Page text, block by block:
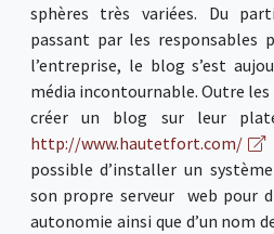
sphères très variées. Du
passant par les responsables
l’entreprise, le blog s’est
média incontournable. Outre
créer un blog sur leur
http://www.hautetfort.com/
possible d’installer un
son propre serveur web pour
autonomie ainsi que d’un nom